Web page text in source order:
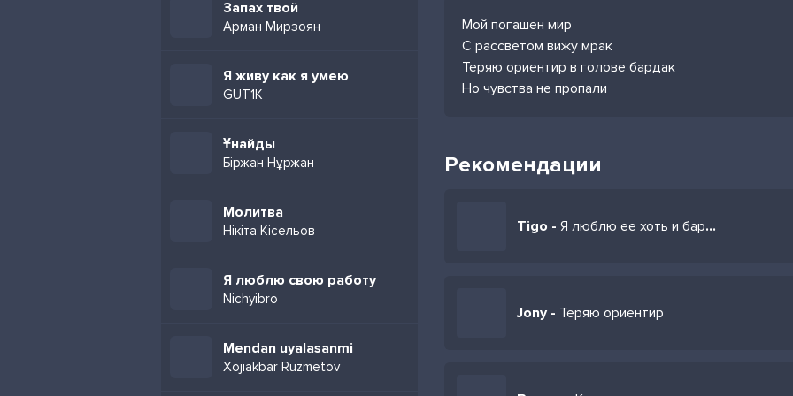
Запах твой
Арман Мирзоян
Я живу как я умею
GUT1K
Ұнайды
Біржан Нұржан
Молитва
Нікіта Кісельов
Я люблю свою работу
Nichyibro
Mendan uyalasanmi
Xojiakbar Ruzmetov
Мой погашен мир
С рассветом вижу мрак
Теряю ориентир в голове бардак
Но чувства не пропали
Рекомендации
Tigo - Я люблю ее хоть и бардак в голове
Jony - Теряю ориентир